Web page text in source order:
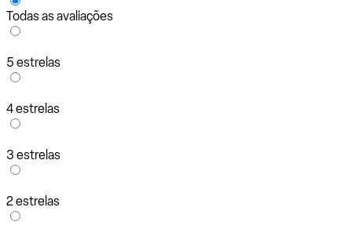
Todas as avaliações
5 estrelas
4 estrelas
3 estrelas
2 estrelas